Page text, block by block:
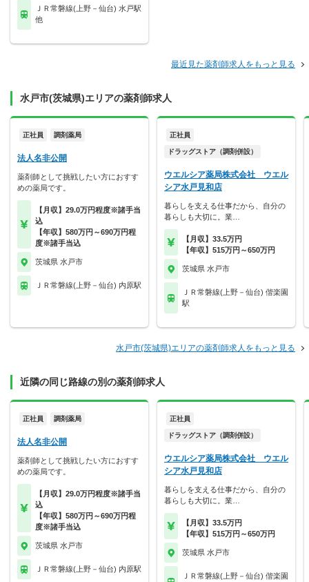
ＪＲ常磐線(上野－仙台) 水戸駅
他
最近見た薬剤師求人をもっと見る
水戸市(茨城県)エリアの薬剤師求人
正社員 調剤薬局
法人名非公開
薬剤師として挑戦したい方におすす
めの薬局です。
【月収】29.0万円程度※諸手当
込
【年収】580万円～690万円程
度※諸手当込
茨城県 水戸市
ＪＲ常磐線(上野－仙台) 内原駅
正社員
ドラッグストア（調剤併設）
ウエルシア薬局株式会社 ウエル
シア水戸見和店
暮らしを支える仕事だから、自分の
暮らしも大切に。業…
【月収】33.5万円
【年収】515万円～650万円
茨城県 水戸市
ＪＲ常磐線(上野－仙台) 偕楽園
駅
水戸市(茨城県)エリアの薬剤師求人をもっと見る
近隣の同じ路線の別の薬剤師求人
正社員 調剤薬局
法人名非公開
薬剤師として挑戦したい方におすす
めの薬局です。
【月収】29.0万円程度※諸手当
込
【年収】580万円～690万円程
度※諸手当込
茨城県 水戸市
ＪＲ常磐線(上野－仙台) 内原駅
正社員
ドラッグストア（調剤併設）
ウエルシア薬局株式会社 ウエル
シア水戸見和店
暮らしを支える仕事だから、自分の
暮らしも大切に。業…
【月収】33.5万円
【年収】515万円～650万円
茨城県 水戸市
ＪＲ常磐線(上野－仙台) 偕楽園